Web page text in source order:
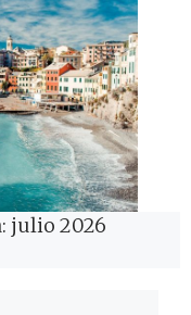
julio 2026